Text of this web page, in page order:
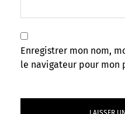
Enregistrer mon nom,
le navigateur pour mon